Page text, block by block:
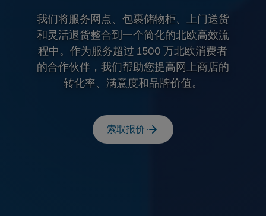
我们将服务网点、包裹储物柜、上门送货
和灵活退货整合到一个简化的北欧高效流
程中。作为服务超过 1500 万北欧消费者
的合作伙伴，我们帮助您提高网上商店的
转化率、满意度和品牌价值。
索取报价